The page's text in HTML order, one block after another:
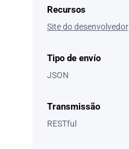
Recursos
Site do desenvolvedor
Tipo de envío
JSON
Transmissão
RESTful